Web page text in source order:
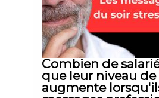
Combien de
que leur niveau de
augmente